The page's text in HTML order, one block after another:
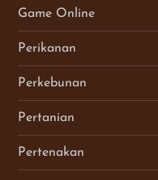
Game Online
Perikanan
Perkebunan
Pertanian
Pertenakan